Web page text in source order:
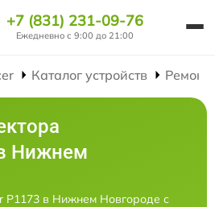
+7 (831) 231-09-76
Ежедневно с 9:00 до 21:00
Каталог устройств Ремонт
Нижнем
P1173 в Нижнем Новгороде с